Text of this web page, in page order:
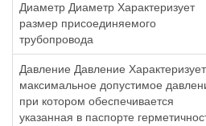
Диаметр Диаметр Характеризует
размер присоединяемого
трубопровода
Давление Давление Характеризует
максимальное допустимое
при котором обеспечивается
указанная в паспорте